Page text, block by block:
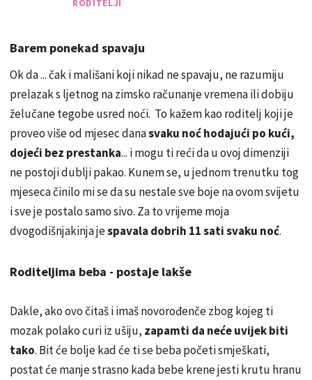
RODITELJI
Barem ponekad spavaju
Ok da ... čak i mališani koji nikad ne spavaju, ne razumiju
prelazak s ljetnog na zimsko računanje vremena ili dobiju
želučane tegobe usred noći. To kažem kao roditelj koji je
proveo više od mjesec danasvaku noć hodajući po kući,
dojeći bez prestanka... i mogu ti reći da u ovoj dimenziji
ne postoji dublji pakao. Kunem se, u jednom trenutku tog
mjeseca činilo mi se da su nestale sve boje na ovom svijetu
i sve je postalo samo sivo. Za to vrijeme moja
dvogodišnjakinja jespavala dobrih 11 sati svaku noć.
Roditeljima beba - postaje lakše
Dakle, ako ovo čitaš i imaš novorođenče zbog kojeg ti
mozak polako curi iz ušiju, zapamti da neće uvijek biti
tako. Bit će bolje kad će ti se beba početi smješkati,
postat će manje strasno kada bebe krene jesti krutu hranu